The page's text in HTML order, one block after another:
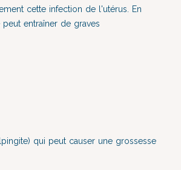
cette infection de l'utérus. En
entraîner de graves
qui peut causer une grossesse